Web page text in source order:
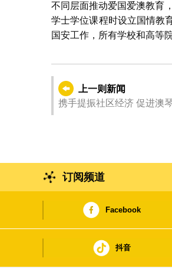
不同层面推动爱国爱澳教育
学士学位课程时设立国情教
国安工作，所有学校和高等
上一则新闻
携手提振社区经
订阅频道
Facebook
抖音